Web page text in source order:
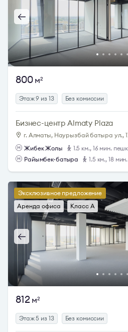
800м2
Этаж 9 из 13 Без комиссии
Бизнес-центр Almaty Plaza
г. Алматы, Наурызбай батыра ул.,
Жибек Жолы
1.5 км., 16 мин.
Райымбек-батыра
1.5 км., 18
Эксклюзивное предложение
Аренда офиса
Класс A
812м2
Этаж 5 из 13 Без комиссии